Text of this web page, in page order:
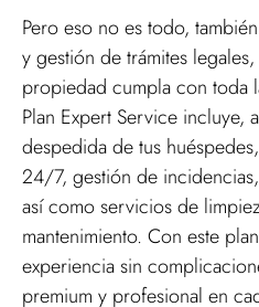
Pero eso no es todo,
y gestión de trámites
propiedad cumpla con toda
Plan Expert Service incluye,
despedida de tus
24/7, gestión de
así como servicios de
mantenimiento. Con este
experiencia sin
premium y profesional en